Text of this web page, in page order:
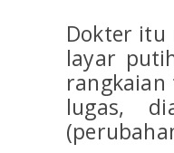
Dokter itu
layar
lugas,